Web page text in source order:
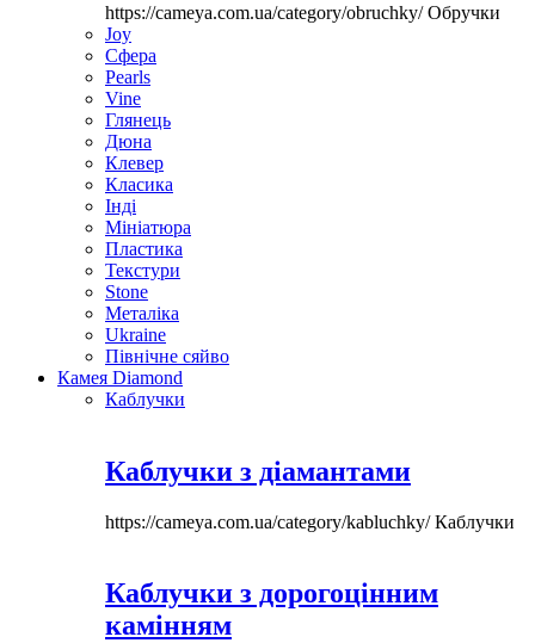
https://cameya.com.ua/category/obruchky/Обручки
Joy
Сфера
Pearls
Vine
Глянець
Дюна
Клевер
Класика
Інді
Мініатюра
Пластика
Текстури
Stone
Металіка
Ukraine
Північне сяйво
Камея Diamond
Каблучки
Каблучки з діамантами
https://cameya.com.ua/category/kabluchky/Каблучки
Каблучки з дорогоцінним
камінням